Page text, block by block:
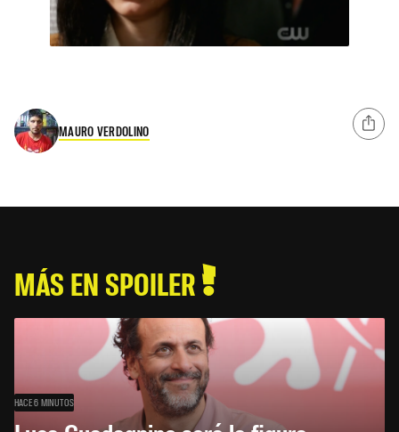
MAURO VERDOLINO
MÁS EN SPOILER
HACE 6 MINUTOS